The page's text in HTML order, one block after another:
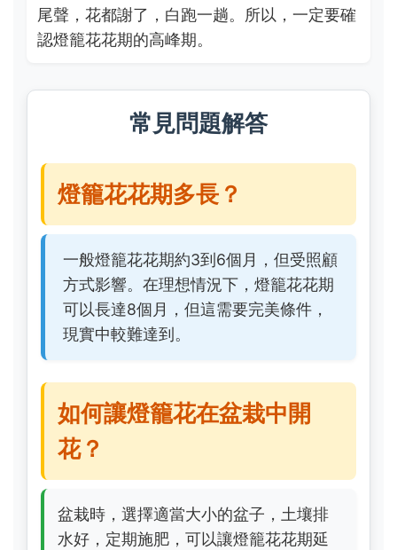
尾聲，花都謝了，白跑一趟。所以，一定要確
認燈籠花花期的高峰期。
常見問題解答
燈籠花花期多長？
一般燈籠花花期約3到6個月，但受照顧
方式影響。在理想情況下，燈籠花花期
可以長達8個月，但這需要完美條件，
現實中較難達到。
如何讓燈籠花在盆栽中開
花？
盆栽時，選擇適當大小的盆子，土壤排
水好，定期施肥，可以讓燈籠花花期延